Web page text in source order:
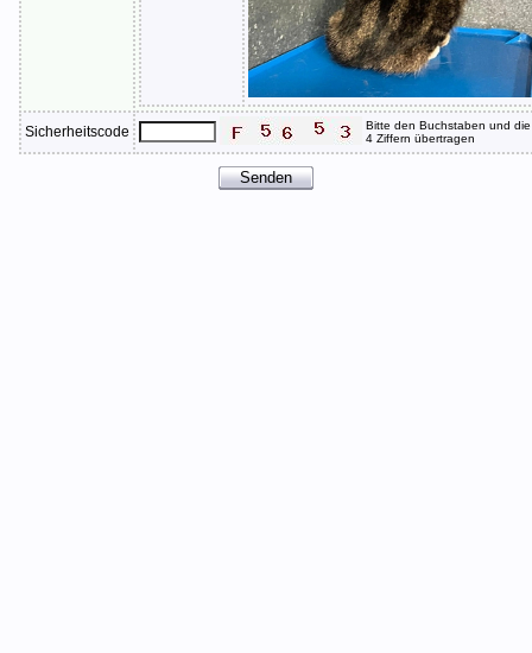
Sicherheitscode
Bitte den Buchstaben und die
4 Ziffern übertragen